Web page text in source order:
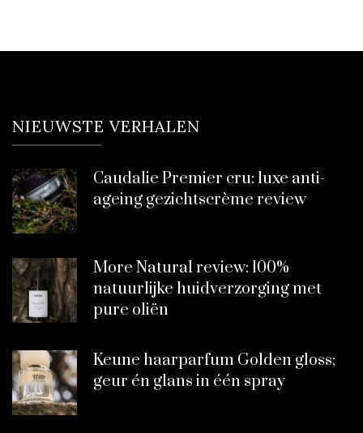
NIEUWSTE VERHALEN
Caudalie Premier cru: luxe anti-
ageing gezichtscrème review
More Natural review: 100%
natuurlijke huidverzorging met
pure oliën
Keune haarparfum Golden gloss;
geur én glans in één spray